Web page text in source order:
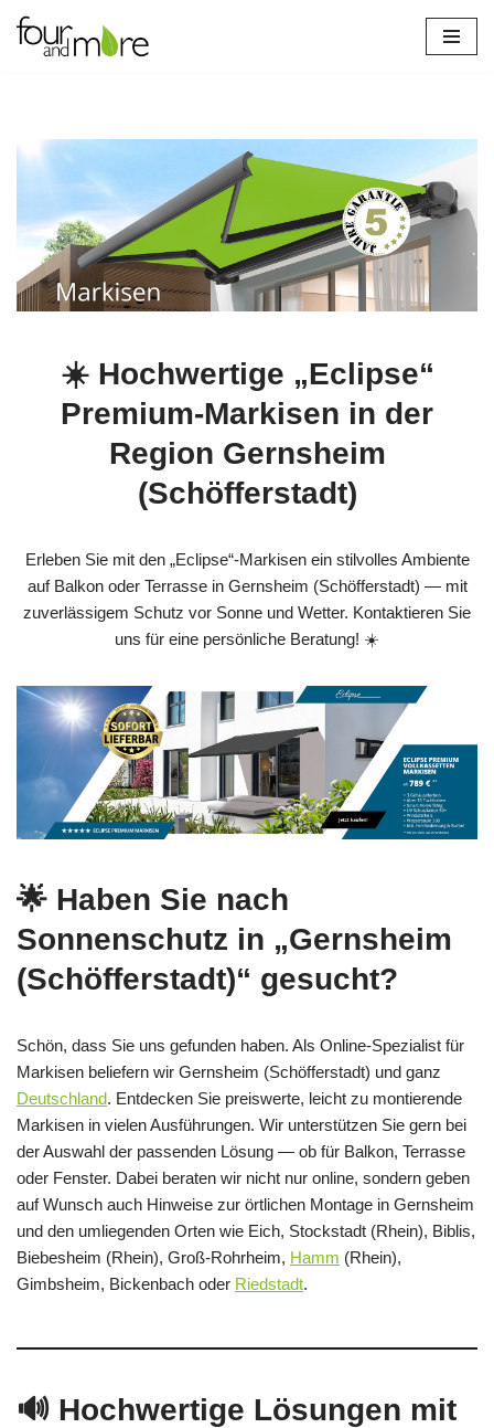
Zum
☀️ Hochwertige „Eclipse“
Premium-Markisen in der
Region Gernsheim
(Schöfferstadt)
Erleben Sie mit den „Eclipse“-Markisen ein stilvolles Ambiente
auf Balkon oder Terrasse in Gernsheim (Schöfferstadt) — mit
zuverlässigem Schutz vor Sonne und Wetter. Kontaktieren Sie
uns für eine persönliche Beratung! ☀️
🌟 Haben Sie nach
Sonnenschutz in „Gernsheim
(Schöfferstadt)“ gesucht?
Schön, dass Sie uns gefunden haben. Als Online-Spezialist für
Markisen beliefern wir Gernsheim (Schöfferstadt) und ganz
Deutschland. Entdecken Sie preiswerte, leicht zu montierende
Markisen in vielen Ausführungen. Wir unterstützen Sie gern bei
der Auswahl der passenden Lösung — ob für Balkon, Terrasse
oder Fenster. Dabei beraten wir nicht nur online, sondern geben
auf Wunsch auch Hinweise zur örtlichen Montage in Gernsheim
und den umliegenden Orten wie Eich, Stockstadt (Rhein), Biblis,
Biebesheim (Rhein), Groß-Rohrheim, Hamm (Rhein),
Gimbsheim, Bickenbach oder Riedstadt.
🔊 Hochwertige Lösungen mit